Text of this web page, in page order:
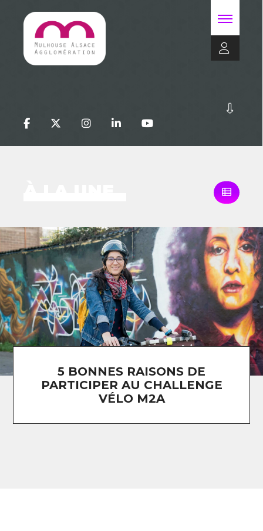
5 BONNES RAISONS DE
PARTICIPER AU CHALLENGE
VÉLO M2A